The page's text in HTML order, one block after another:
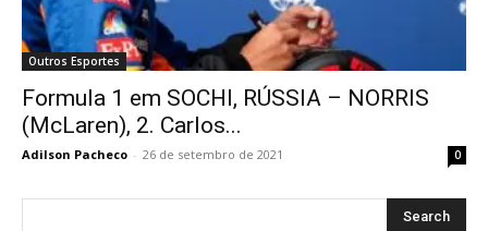
Outros Esportes
Formula 1 em SOCHI, RÚSSIA – NORRIS
(McLaren), 2. Carlos...
Adilson Pacheco - 26 de setembro de 2021 0